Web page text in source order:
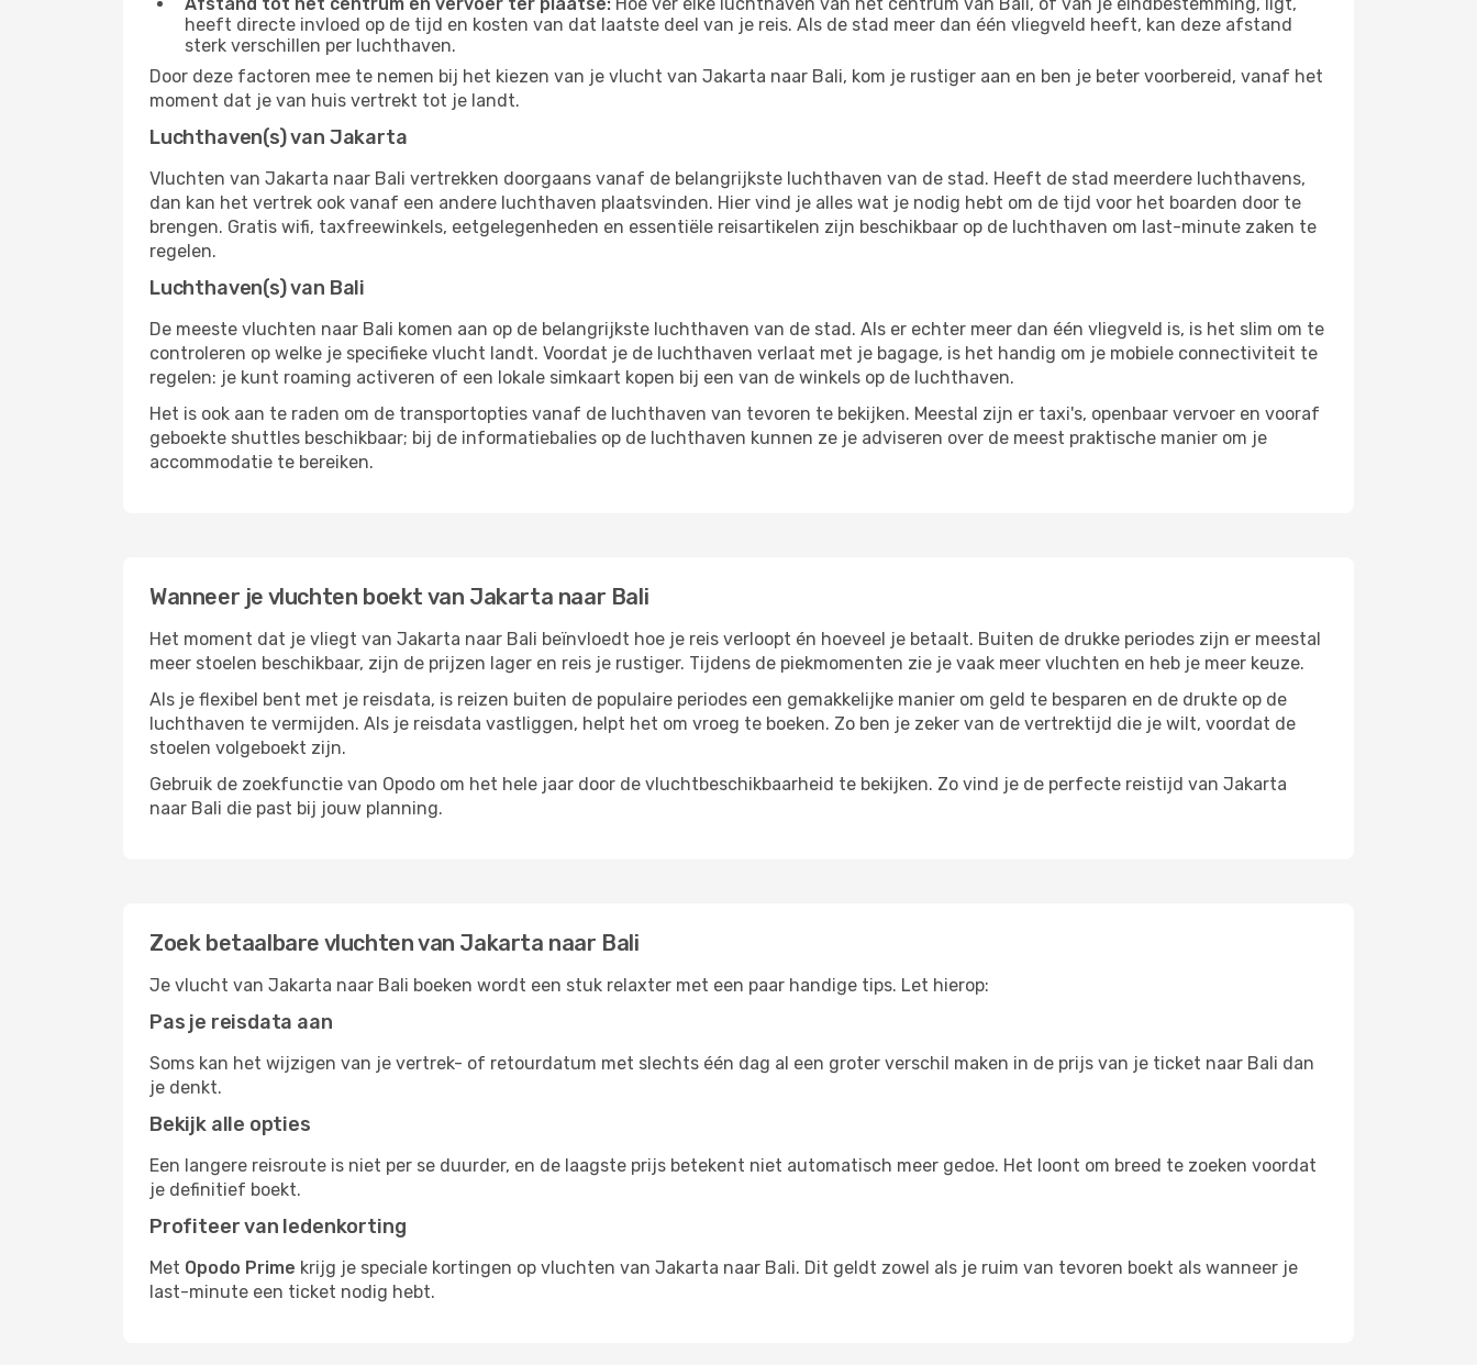
heeft directe invloed op de tijd en kosten van dat laatste deel van je reis. Als de stad meer dan één vliegveld heeft, kan deze afstand
sterk verschillen per luchthaven.
Door deze factoren mee te nemen bij het kiezen van je vlucht van Jakarta naar Bali, kom je rustiger aan en ben je beter voorbereid, vanaf het
moment dat je van huis vertrekt tot je landt.
Luchthaven(s) van Jakarta
Vluchten van Jakarta naar Bali vertrekken doorgaans vanaf de belangrijkste luchthaven van de stad. Heeft de stad meerdere luchthavens,
dan kan het vertrek ook vanaf een andere luchthaven plaatsvinden. Hier vind je alles wat je nodig hebt om de tijd voor het boarden door te
brengen. Gratis wifi, taxfreewinkels, eetgelegenheden en essentiële reisartikelen zijn beschikbaar op de luchthaven om last-minute zaken te
regelen.
Luchthaven(s) van Bali
De meeste vluchten naar Bali komen aan op de belangrijkste luchthaven van de stad. Als er echter meer dan één vliegveld is, is het slim om te
controleren op welke je specifieke vlucht landt. Voordat je de luchthaven verlaat met je bagage, is het handig om je mobiele connectiviteit te
regelen: je kunt roaming activeren of een lokale simkaart kopen bij een van de winkels op de luchthaven.
Het is ook aan te raden om de transportopties vanaf de luchthaven van tevoren te bekijken. Meestal zijn er taxi's, openbaar vervoer en vooraf
geboekte shuttles beschikbaar; bij de informatiebalies op de luchthaven kunnen ze je adviseren over de meest praktische manier om je
accommodatie te bereiken.
Wanneer je vluchten boekt van Jakarta naar Bali
Het moment dat je vliegt van Jakarta naar Bali beïnvloedt hoe je reis verloopt én hoeveel je betaalt. Buiten de drukke periodes zijn er meestal
meer stoelen beschikbaar, zijn de prijzen lager en reis je rustiger. Tijdens de piekmomenten zie je vaak meer vluchten en heb je meer keuze.
Als je flexibel bent met je reisdata, is reizen buiten de populaire periodes een gemakkelijke manier om geld te besparen en de drukte op de
luchthaven te vermijden. Als je reisdata vastliggen, helpt het om vroeg te boeken. Zo ben je zeker van de vertrektijd die je wilt, voordat de
stoelen volgeboekt zijn.
Gebruik de zoekfunctie van Opodo om het hele jaar door de vluchtbeschikbaarheid te bekijken. Zo vind je de perfecte reistijd van Jakarta
naar Bali die past bij jouw planning.
Zoek betaalbare vluchten van Jakarta naar Bali
Je vlucht van Jakarta naar Bali boeken wordt een stuk relaxter met een paar handige tips. Let hierop:
Pas je reisdata aan
Soms kan het wijzigen van je vertrek- of retourdatum met slechts één dag al een groter verschil maken in de prijs van je ticket naar Bali dan
je denkt.
Bekijk alle opties
Een langere reisroute is niet per se duurder, en de laagste prijs betekent niet automatisch meer gedoe. Het loont om breed te zoeken voordat
je definitief boekt.
Profiteer van ledenkorting
Met Opodo Prime krijg je speciale kortingen op vluchten van Jakarta naar Bali. Dit geldt zowel als je ruim van tevoren boekt als wanneer je
last-minute een ticket nodig hebt.